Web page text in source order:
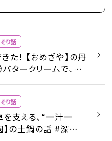
り話
た！ 【おめざや】の丹
タークリームで、朝
話 #2065 - 【SKB】
話 - ビューティ |
り話
支える、“一汁一
】の土鍋の話 #深夜の